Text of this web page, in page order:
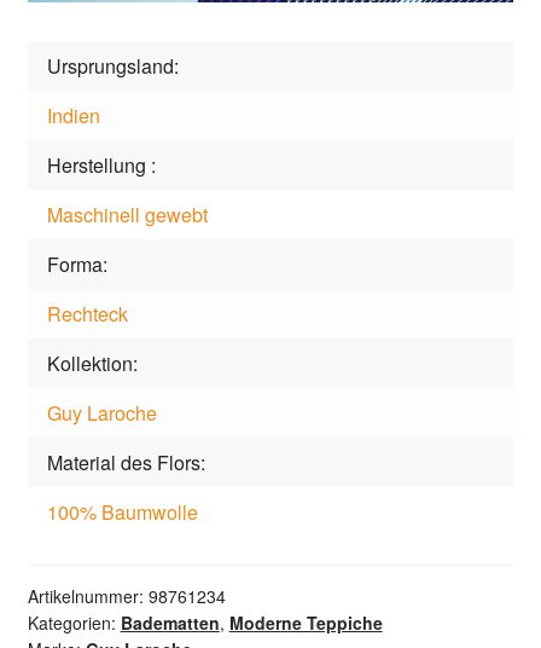
Ursprungsland
Indien
Herstellung
Maschinell gewebt
Forma
Rechteck
Kollektion
Guy Laroche
Material des Flors
100% Baumwolle
Artikelnummer: 98761234
Kategorien: Badematten, Moderne Teppiche